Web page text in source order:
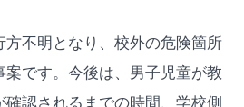
不明となり、校外の危険箇所
です。今後は、男子児童が教
認されるまでの時間、学校側